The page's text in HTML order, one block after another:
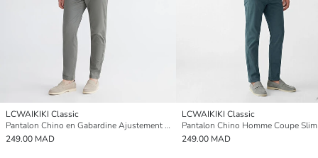
LCWAIKIKI Classic
Pantalon Chino en Gabardine Ajustement Standard pour Hommes
249.00 MAD
LCWAIKIKI Classic
Pantalon Chino Homme Coupe Slim
249.00 MAD